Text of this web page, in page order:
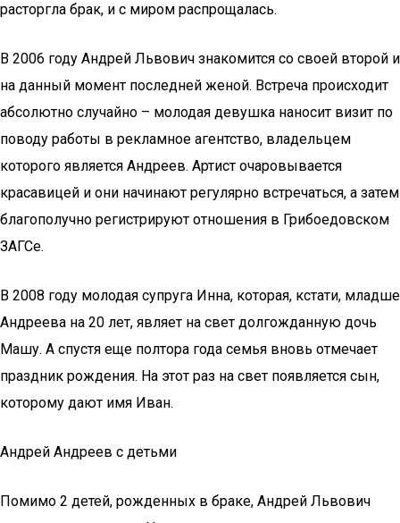
расторгла брак, и с миром распрощалась.
В 2006 году Андрей Львович знакомится со своей второй и
на данный момент последней женой. Встреча происходит
абсолютно случайно – молодая девушка наносит визит по
поводу работы в рекламное агентство, владельцем
которого является Андреев. Артист очаровывается
красавицей и они начинают регулярно встречаться, а затем
благополучно регистрируют отношения в Грибоедовском
ЗАГСе.
В 2008 году молодая супруга Инна, которая, кстати, младше
Андреева на 20 лет, являет на свет долгожданную дочь
Машу. А спустя еще полтора года семья вновь отмечает
праздник рождения. На этот раз на свет появляется сын,
которому дают имя Иван.
Андрей Андреев с детьми
Помимо 2 детей, рожденных в браке, Андрей Львович